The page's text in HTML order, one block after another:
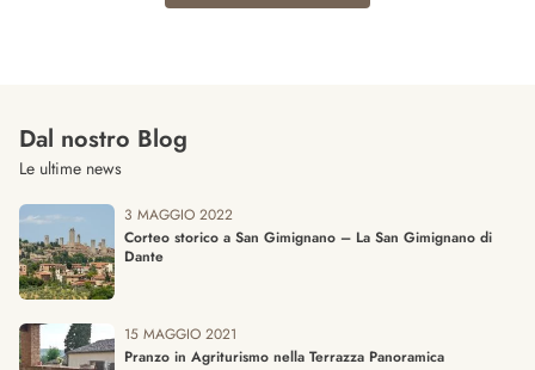
Dal nostro Blog
Le ultime news
3 MAGGIO 2022
Corteo storico a San Gimignano – La San Gimignano di
Dante
15 MAGGIO 2021
Pranzo in Agriturismo nella Terrazza Panoramica